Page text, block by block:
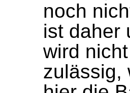
noch
ist daher
wird
zulässig,